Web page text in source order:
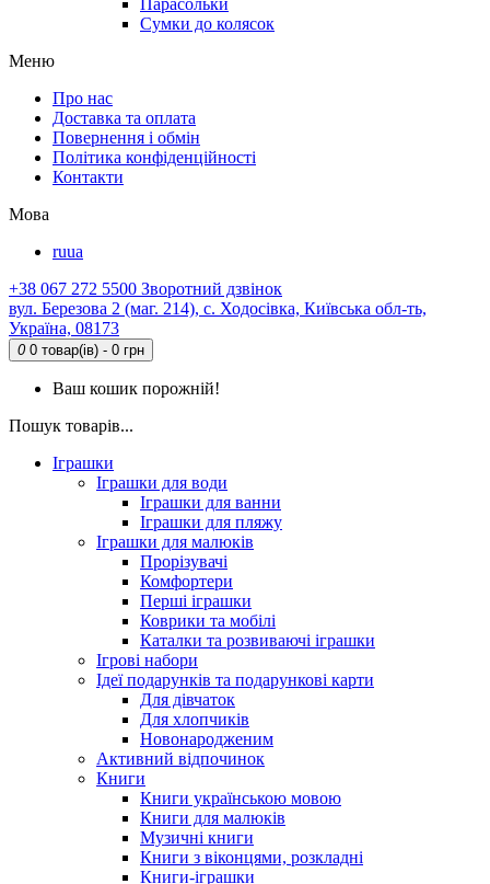
Парасольки
Сумки до колясок
Меню
Про нас
Доставка та оплата
Повернення і обмін
Політика конфіденційності
Контакти
Мова
ruua
+38 067 272 5500 Зворотний дзвінок
вул. Березова 2 (маг. 214), с. Ходосівка, Київська обл-ть,
Україна, 08173
0 0 товар(ів) - 0 грн
Ваш кошик порожній!
Пошук товарів...
Іграшки
Іграшки для води
Іграшки для ванни
Іграшки для пляжу
Іграшки для малюків
Прорізувачі
Комфортери
Перші іграшки
Коврики та мобілі
Каталки та розвиваючі іграшки
Ігрові набори
Ідеї ​​подарунків та подарункові карти
Для дівчаток
Для хлопчиків
Новонародженим
Активний відпочинок
Книги
Книги українською мовою
Книги для малюків
Музичні книги
Книги з віконцями, розкладні
Книги-іграшки